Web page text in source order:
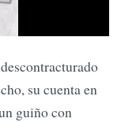
su cuenta en
guiño con